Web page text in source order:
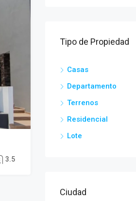
3.5
Tipo de Propiedad
Casas
Departamento
Terrenos
Residencial
Lote
Ciudad